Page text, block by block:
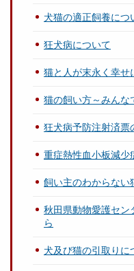
犬猫の適正飼養につ
狂犬病について
猫と人が末永く幸せ
猫の飼い方～みんな
狂犬病予防注射済票
重症熱性血小板減少
飼い主のわからない
秋田県動物愛護セン
ら
犬及び猫の引取りに